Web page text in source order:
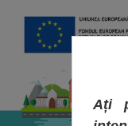
Ați